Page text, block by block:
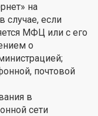
на
случае, если
МФЦ или с его
о
почтовой
в
сети